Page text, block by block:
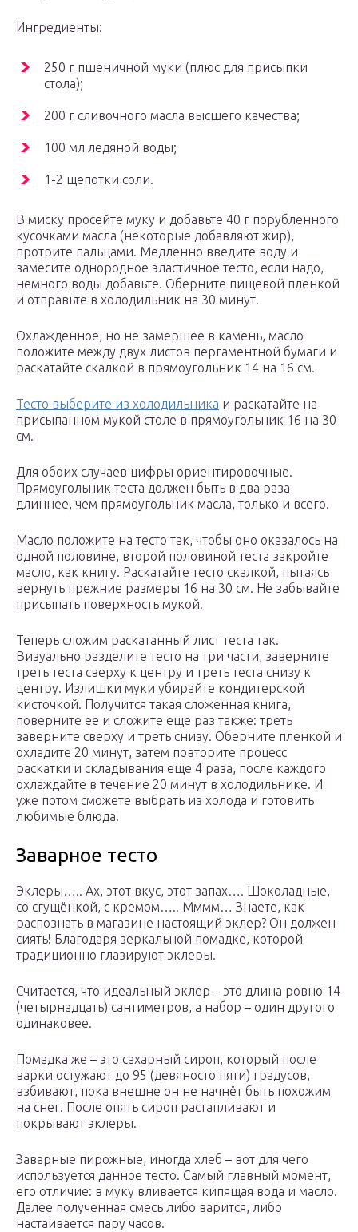
Ингредиенты:
250 г пшеничной муки (плюс для присыпки
стола);
200 г сливочного масла высшего качества;
100 мл ледяной воды;
1-2 щепотки соли.
В миску просейте муку и добавьте 40 г порубленного
кусочками масла (некоторые добавляют жир),
протрите пальцами. Медленно введите воду и
замесите однородное эластичное тесто, если надо,
немного воды добавьте. Оберните пищевой пленкой
и отправьте в холодильник на 30 минут.
Охлажденное, но не замершее в камень, масло
положите между двух листов пергаментной бумаги и
раскатайте скалкой в прямоугольник 14 на 16 см.
Тесто выберите из холодильника и раскатайте на
присыпанном мукой столе в прямоугольник 16 на 30
см.
Для обоих случаев цифры ориентировочные.
Прямоугольник теста должен быть в два раза
длиннее, чем прямоугольник масла, только и всего.
Масло положите на тесто так, чтобы оно оказалось на
одной половине, второй половиной теста закройте
масло, как книгу. Раскатайте тесто скалкой, пытаясь
вернуть прежние размеры 16 на 30 см. Не забывайте
присыпать поверхность мукой.
Теперь сложим раскатанный лист теста так.
Визуально разделите тесто на три части, заверните
треть теста сверху к центру и треть теста снизу к
центру. Излишки муки убирайте кондитерской
кисточкой. Получится такая сложенная книга,
поверните ее и сложите еще раз также: треть
заверните сверху и треть снизу. Оберните пленкой и
охладите 20 минут, затем повторите процесс
раскатки и складывания еще 4 раза, после каждого
охлаждайте в течение 20 минут в холодильнике. И
уже потом сможете выбрать из холода и готовить
любимые блюда!
Заварное тесто
Эклеры….. Ах, этот вкус, этот запах…. Шоколадные,
со сгущёнкой, с кремом….. Мммм… Знаете, как
распознать в магазине настоящий эклер? Он должен
сиять! Благодаря зеркальной помадке, которой
традиционно глазируют эклеры.
Считается, что идеальный эклер – это длина ровно 14
(четырнадцать) сантиметров, а набор – один другого
одинаковее.
Помадка же – это сахарный сироп, который после
варки остужают до 95 (девяносто пяти) градусов,
взбивают, пока внешне он не начнёт быть похожим
на снег. После опять сироп растапливают и
покрывают эклеры.
Заварные пирожные, иногда хлеб – вот для чего
используется данное тесто. Самый главный момент,
его отличие: в муку вливается кипящая вода и масло.
Далее полученная смесь либо варится, либо
настаивается пару часов.